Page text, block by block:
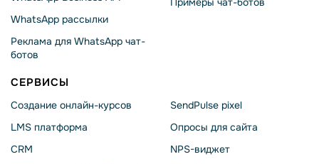
WhatsApp рассылки
Реклама для WhatsApp чат-
ботов
СЕРВИСЫ
Создание онлайн-курсов
LMS платформа
CRM
SendPulse pixel
Опросы для сайта
NPS-виджет